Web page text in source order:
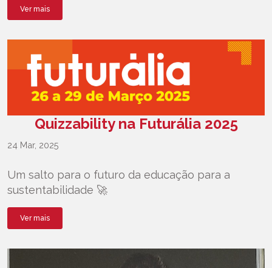
Ver mais
Quizzability na Futurália 2025
24 Mar, 2025
Um salto para o futuro da educação para a
sustentabilidade 🚀
Ver mais